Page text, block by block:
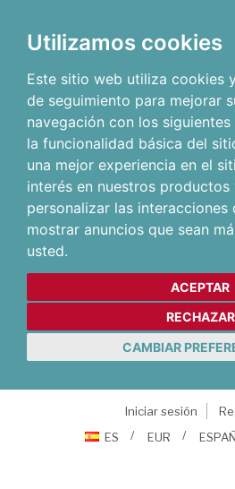
Utilizamos cookies
Este sitio web utiliza cookies
de seguimiento para mejorar
navegación con los siguientes
la funcionalidad básica del
una mejor experiencia en el
interés en nuestros
personalizar las interacciones
mostrar anuncios que sean
usted.
ACEPTAR
RECHAZAR
CAMBIAR
Iniciar sesión
ES
EUR